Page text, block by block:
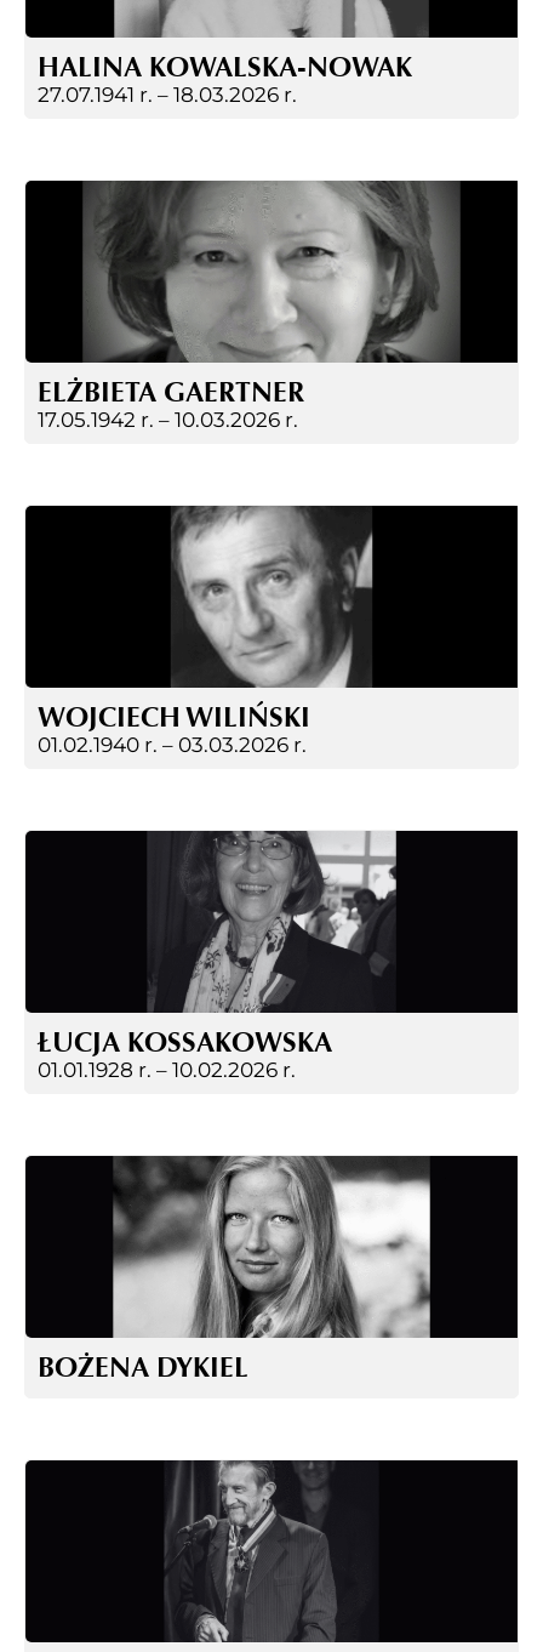
HALINA KOWALSKA-NOWAK
27.07.1941 r. – 18.03.2026 r.
ELŻBIETA GAERTNER
17.05.1942 r. – 10.03.2026 r.
WOJCIECH WILIŃSKI
01.02.1940 r. – 03.03.2026 r.
ŁUCJA KOSSAKOWSKA
01.01.1928 r. – 10.02.2026 r.
BOŻENA DYKIEL